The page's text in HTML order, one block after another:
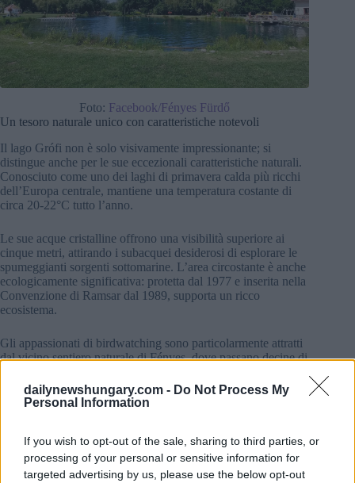
dailynewshungary.com - Do Not Process My
Personal Information
If you wish to opt-out of the sale, sharing to third parties, or
processing of your personal or sensitive information for
targeted advertising by us, please use the below opt-out
Foto: Facebook/Fényes Fürdő
Un tesoro naturale unico con caratteristiche notevoli
Il lago Grófi non è solo visivamente impressionante; si
distingue anche per le sue eccezionali caratteristiche naturali.
Conosciuto come uno dei laghi di primavera calda più ricchi
dell’Europa centrale, mantiene una temperatura costante di
circa 20-22°C tutto l’anno.
Le sue acque cristalline offrono una visibilità superiore ai
cinque metri, attirando i subacquei desiderosi di esplorare le
spumeggianti sorgenti sottomarine. L’area circostante è anche
ecologicamente significativa: protetta dal 1977 e inserita nella
Convenzione di Ramsar dal 1989, supporta un ricco
ecosistema.
Gli appassionati di birdwatching sono particolarmente attratti
dal vicino sentiero naturale di Fényes, dove passano decine di